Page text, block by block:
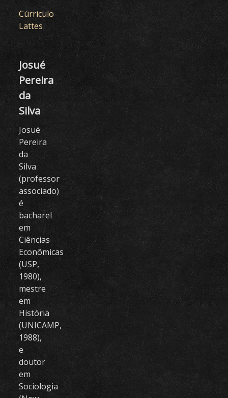
Cúrriculo
Lattes
Josué
Pereira
da
Silva
Josué
Pereira
da
Silva
(professor
associado)
é
bacharel
em
Ciências
Econômicas
(USP,
1980),
mestre
em
História
(UNICAMP,
1988),
e
doutor
em
Sociologia